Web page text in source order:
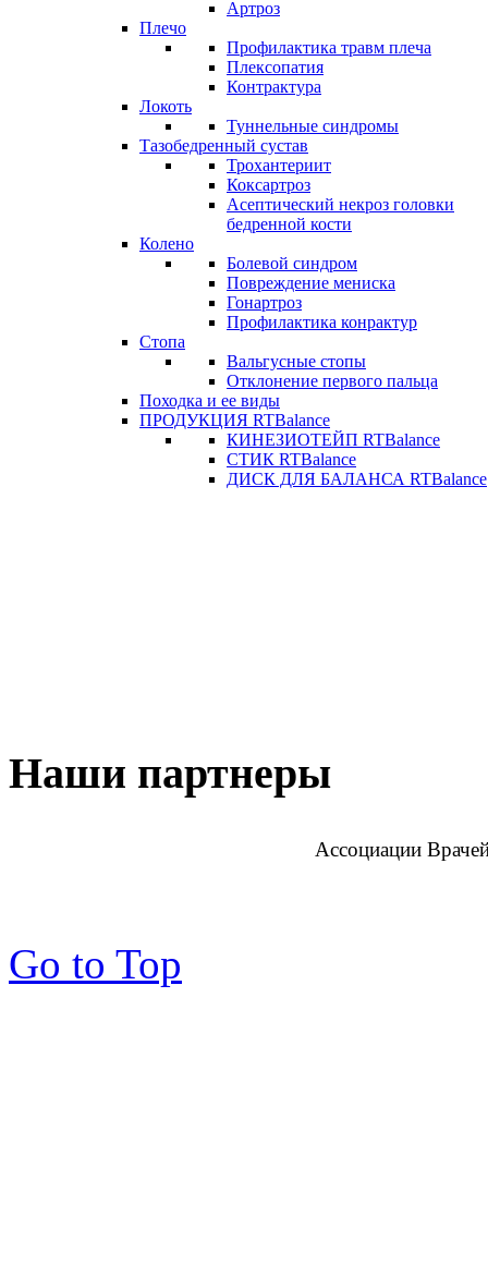
Артроз
Плечо
Профилактика травм плеча
Плексопатия
Контрактура
Локоть
Туннельные синдромы
Тазобедренный сустав
Трохантериит
Коксартроз
Асептический некроз головки
бедренной кости
Колено
Болевой синдром
Повреждение мениска
Гонартроз
Профилактика конрактур
Стопа
Вальгусные стопы
Отклонение первого пальца
Походка и ее виды
ПРОДУКЦИЯ RTBalance
КИНЕЗИОТЕЙП RTBalance
СТИК RTBalance
ДИСК ДЛЯ БАЛАНСА RTBalance
Наши партнеры
Ассоциации
Go to Top